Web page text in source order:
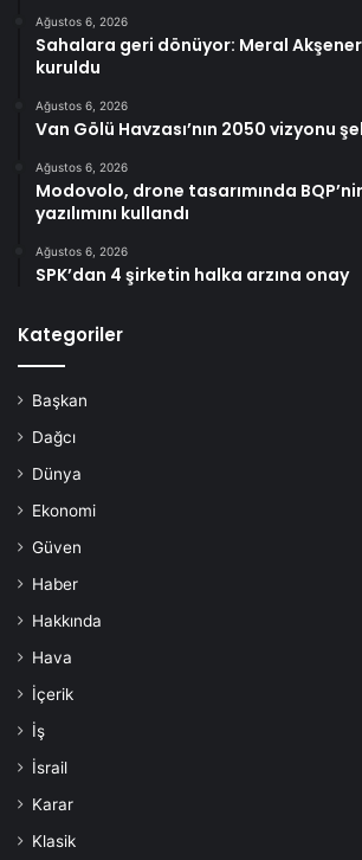
Ağustos 6, 2026
Sahalara geri dönüyor: Meral
kuruldu
Ağustos 6, 2026
Van Gölü Havzası’nın 2050 vizyonu
Ağustos 6, 2026
Modovolo, drone tasarımında
yazılımını kullandı
Ağustos 6, 2026
SPK’dan 4 şirketin halka arzına onay
Kategoriler
Başkan
Dağcı
Dünya
Ekonomi
Güven
Haber
Hakkında
Hava
İçerik
İş
İsrail
Karar
Klasik